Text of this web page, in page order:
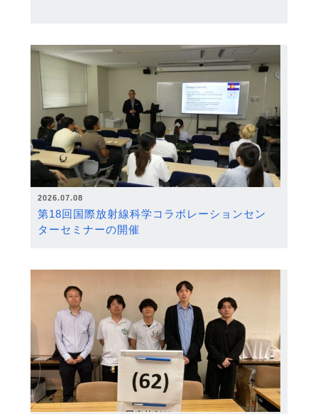
2026.07.08
第18回国際放射線科学コラボレーションセン
ターセミナーの開催